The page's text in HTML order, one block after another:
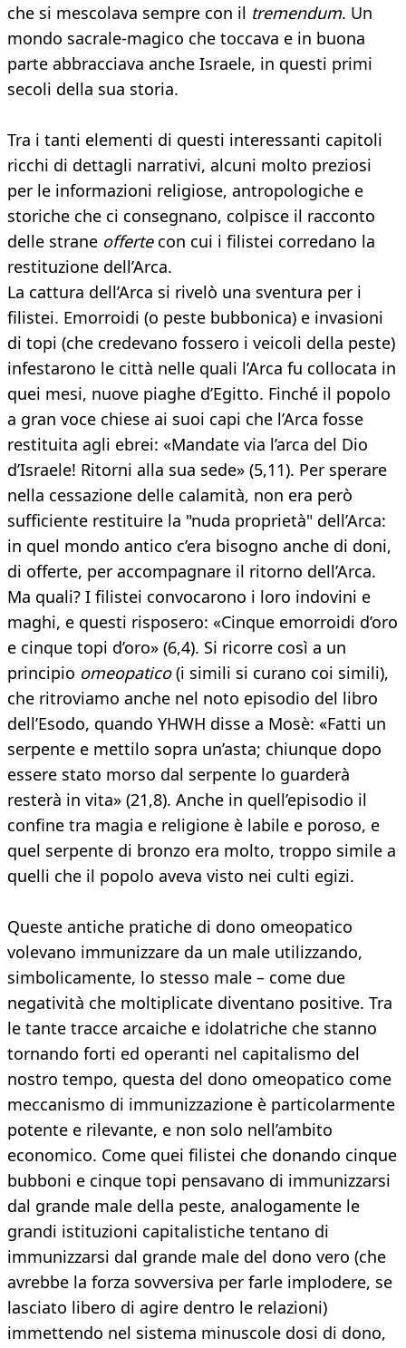
che si mescolava sempre con il tremendum. Un
mondo sacrale-magico che toccava e in buona
parte abbracciava anche Israele, in questi primi
secoli della sua storia.
Tra i tanti elementi di questi interessanti capitoli
ricchi di dettagli narrativi, alcuni molto preziosi
per le informazioni religiose, antropologiche e
storiche che ci consegnano, colpisce il racconto
delle strane offertecon cui i filistei corredano la
restituzione dell’Arca.
La cattura dell’Arca si rivelò una sventura per i
filistei. Emorroidi (o peste bubbonica) e invasioni
di topi (che credevano fossero i veicoli della peste)
infestarono le città nelle quali l’Arca fu collocata in
quei mesi, nuove piaghe d’Egitto. Finché il popolo
a gran voce chiese ai suoi capi che l’Arca fosse
restituita agli ebrei: «Mandate via l’arca del Dio
d’Israele! Ritorni alla sua sede» (5,11). Per sperare
nella cessazione delle calamità, non era però
sufficiente restituire la "nuda proprietà" dell’Arca:
in quel mondo antico c’era bisogno anche di doni,
di offerte, per accompagnare il ritorno dell’Arca.
Ma quali? I filistei convocarono i loro indovini e
maghi, e questi risposero: «Cinque emorroidi d’oro
e cinque topi d’oro» (6,4). Si ricorre così a un
principio omeopatico(i simili si curano coi simili),
che ritroviamo anche nel noto episodio del libro
dell’Esodo, quando YHWH disse a Mosè: «Fatti un
serpente e mettilo sopra un’asta; chiunque dopo
essere stato morso dal serpente lo guarderà
resterà in vita» (21,8). Anche in quell’episodio il
confine tra magia e religione è labile e poroso, e
quel serpente di bronzo era molto, troppo simile a
quelli che il popolo aveva visto nei culti egizi.
Queste antiche pratiche di dono omeopatico
volevano immunizzare da un male utilizzando,
simbolicamente, lo stesso male – come due
negatività che moltiplicate diventano positive. Tra
le tante tracce arcaiche e idolatriche che stanno
tornando forti ed operanti nel capitalismo del
nostro tempo, questa del dono omeopatico come
meccanismo di immunizzazione è particolarmente
potente e rilevante, e non solo nell’ambito
economico. Come quei filistei che donando cinque
bubboni e cinque topi pensavano di immunizzarsi
dal grande male della peste, analogamente le
grandi istituzioni capitalistiche tentano di
immunizzarsi dal grande male del dono vero (che
avrebbe la forza sovversiva per farle implodere, se
lasciato libero di agire dentro le relazioni)
immettendo nel sistema minuscole dosi di dono,